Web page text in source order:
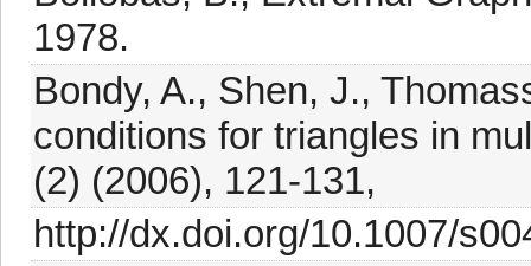
1978.
Bondy, A., Shen, J.,
conditions for triangles in
(2) (2006), 121-131,
http://dx.doi.org/10.1007/